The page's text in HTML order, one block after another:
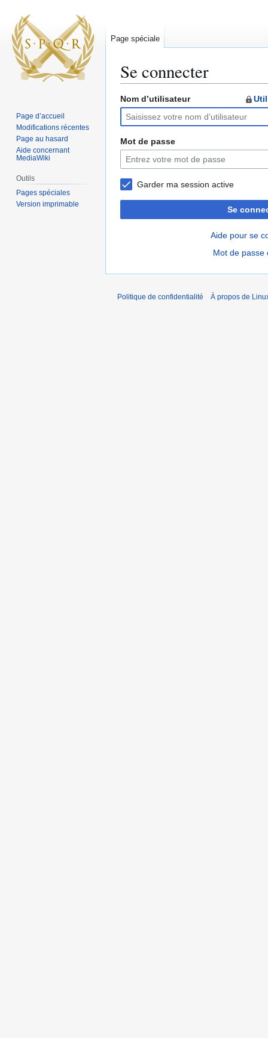
Se connecter
Aller
navigation
Aller
recherche
Nom d’utilisateur
Mot de passe
Garder ma session active
Se
Aide pour se
Mot de passe
Page spéciale
Page d’accueil
Modifications récentes
Page au hasard
Aide concernant
MediaWiki
Outils
Pages spéciales
Version imprimable
Politique de confidentialité À propos de